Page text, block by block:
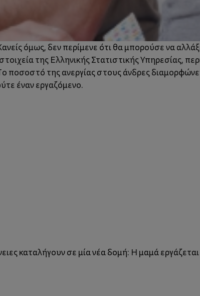
όμως, δεν περίμενε ότι θα μπορούσε να
της Ελληνικής Στατιστικής Υπηρεσίας,
ποσοστό της ανεργίας στους άνδρες
έναν εργαζόμενο.
καταλήγουν σε μία νέα δομή: Η μαμά